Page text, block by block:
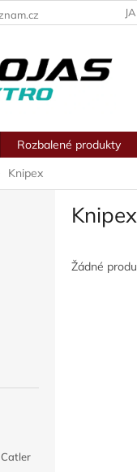
Rozbalené produkty
Knipex
Knipex
Žádné